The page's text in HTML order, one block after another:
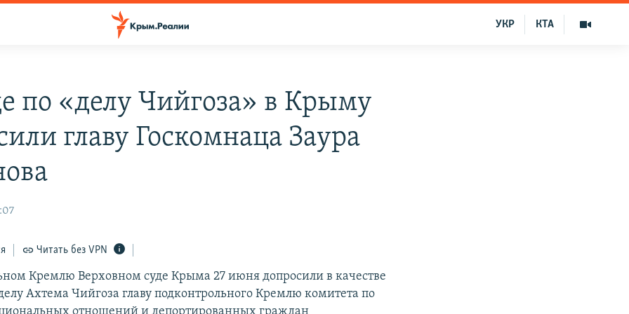
КТА
УКР
по «делу Чийгоза» в Крыму
главу Госкомнаца Заура
Читать без VPN
Кремлю Верховном суде Крыма 27 июня допросили в качестве
Ахтема Чийгоза главу подконтрольного Кремлю комитета по